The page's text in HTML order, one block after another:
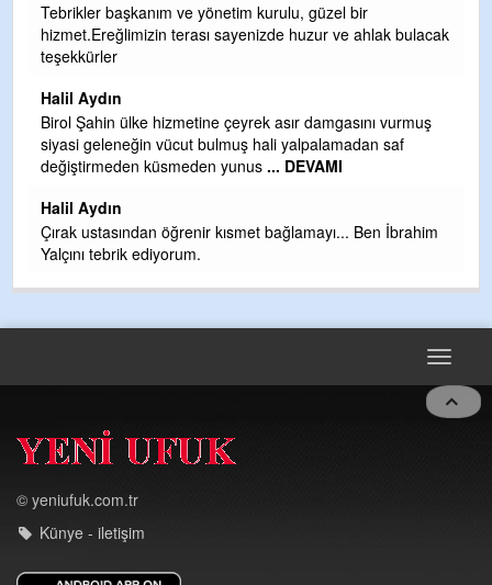
Tebrikler başkanım ve yönetim kurulu, güzel bir
hizmet.Ereğlimizin terası sayenizde huzur ve ahlak bulacak
teşekkürler
Halil Aydın
Birol Şahin ülke hizmetine çeyrek asır damgasını vurmuş
siyasi geleneğin vücut bulmuş hali yalpalamadan saf
değiştirmeden küsmeden yunus ... DEVAMI
Halil Aydın
Çırak ustasından öğrenir kısmet bağlamayı... Ben İbrahim
Yalçını tebrik ediyorum.
Toggle
© yeniufuk.com.tr
Künye - iletişim